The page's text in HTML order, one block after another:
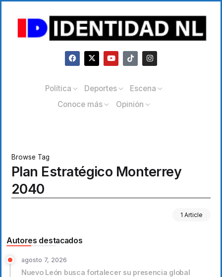
Política Deportes
Escena
Conoce más
Opinión
Browse Tag
Plan Estratégico Monterrey
2040
1 Article
Autores destacados
agosto 7, 2026
Nuevo León busca fortalecer su presencia global